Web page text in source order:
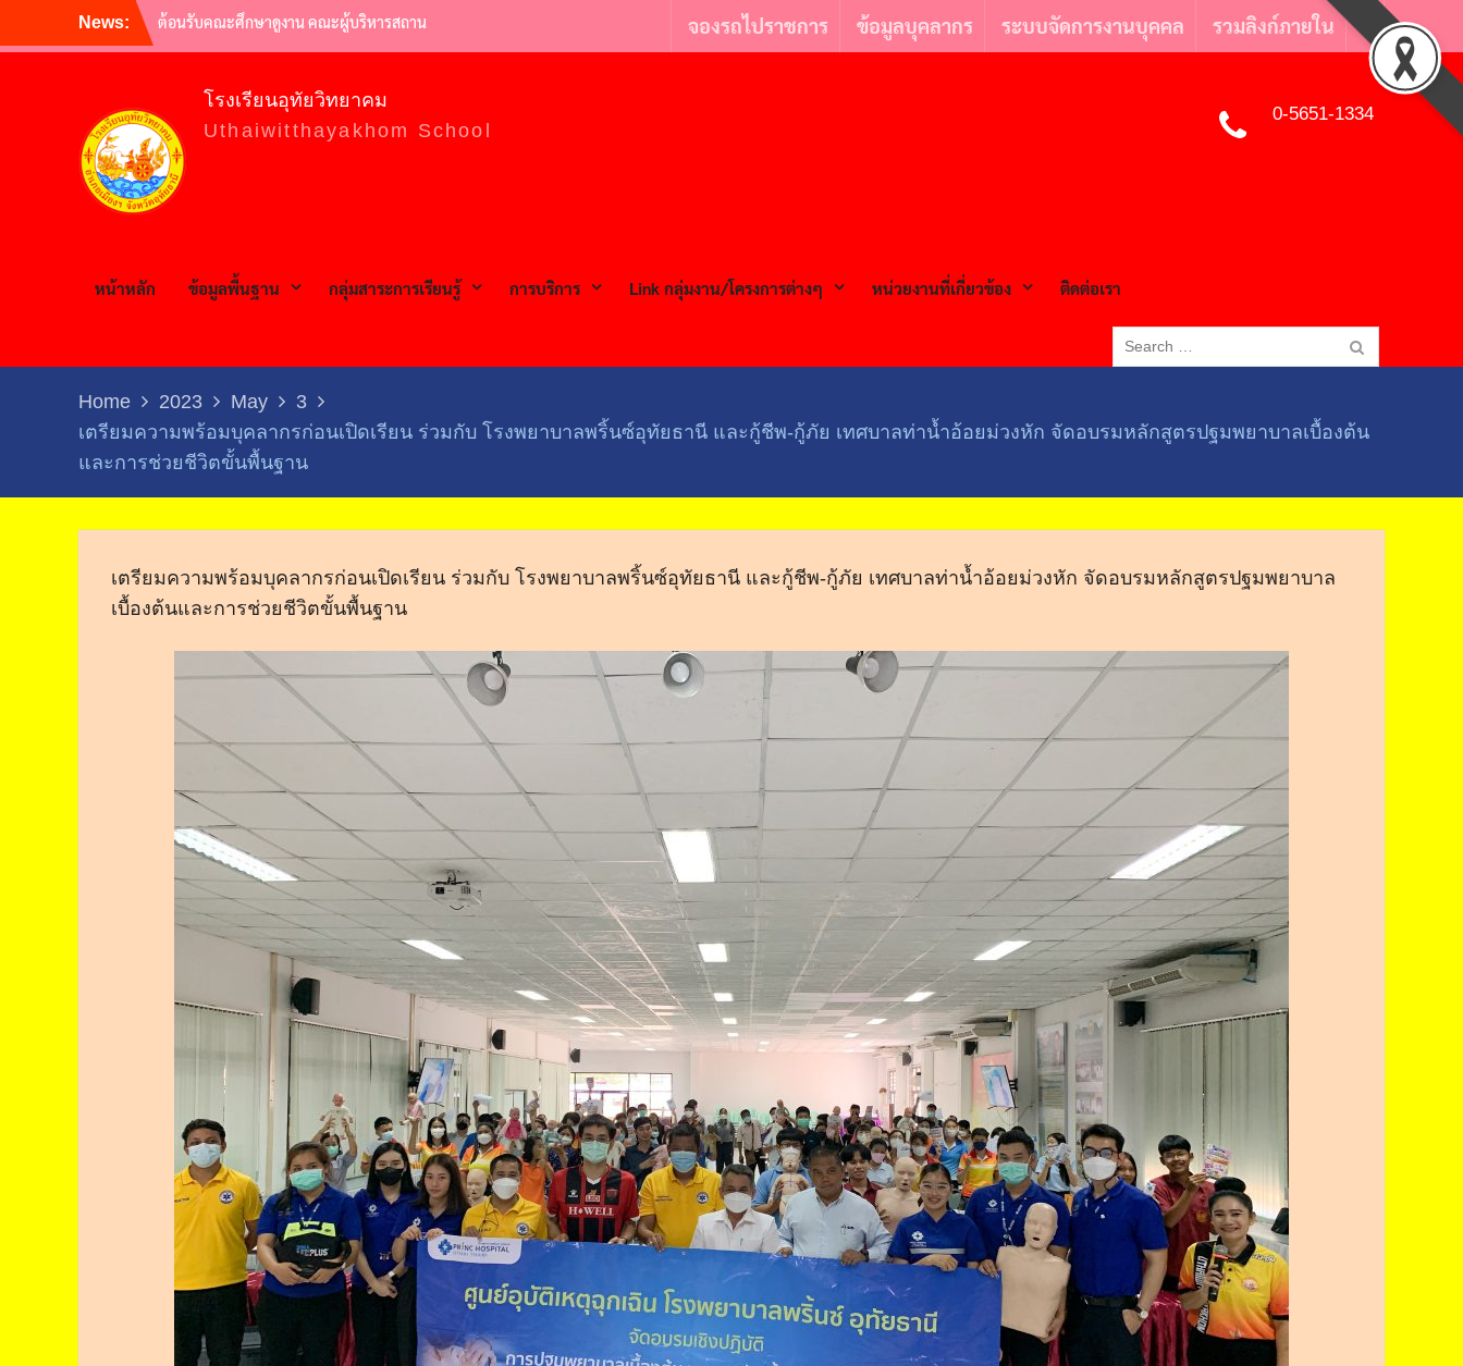
to
News:
พิธีถวายราชสักการะวันพ่อขุนรามคำแหง
กิจกรรม มุทิตาจิต แด่ครูผู้เกษียณอายุราชการ
ประจำปี 2565 | ครูผู้พากเพียร เกษียณสู่หลักชัย
กิจกรรมอ.ท.ว. เกมส์ (U.T.W. GAMES) 2565
วันไหว้ครู ประจำปีการศึกษา 2565
ต้อนรับคณะศึกษาดูงาน คณะผู้บริหารสถาน
ศึกษามัธยมศึกษาสหวิทยาเขตประโคนชัย
Facebook
จองรถไปราชการ ข้อมูลบุคลากร ระบบจัดการงานบุคคล รวมลิงก์ภายใน
โรงเรียนอุทัยวิทยาคม
Uthaiwitthayakhom School
0-5651-1334
หน้าหลัก ข้อมูลพื้นฐาน กลุ่มสาระการเรียนรู้ การบริการ Link กลุ่มงาน/โครงการต่างๆ หน่วยงานที่เกี่ยวข้อง ติดต่อเรา
Search
for:
Home
2023 May
3
เตรียมความพร้อมบุคลากรก่อนเปิดเรียน ร่วมกับ โรงพยาบาลพริ้นซ์อุทัยธานี และกู้ชีพ-กู้ภัย เทศบาลท่าน้ำอ้อยม่วงหัก จัดอบรมหลักสูตรปฐมพยาบาลเบื้องต้น
และการช่วยชีวิตขั้นพื้นฐาน
เตรียมความพร้อมบุคลากรก่อนเปิดเรียน ร่วมกับ โรงพยาบาลพริ้นซ์อุทัยธานี และกู้ชีพ-กู้ภัย เทศบาลท่าน้ำอ้อยม่วงหัก จัดอบรมหลักสูตรปฐมพยาบาล
เบื้องต้นและการช่วยชีวิตขั้นพื้นฐาน